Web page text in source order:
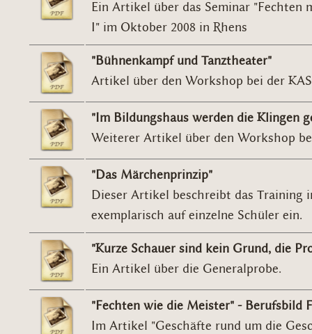
Ein Artikel über das Seminar "Fechten
I" im Oktober 2008 in Rhens
"Bühnenkampf und Tanztheater"
Artikel über den Workshop bei der
"Im Bildungshaus werden die Klingen
Weiterer Artikel über den Workshop
"Das Märchenprinzip"
Dieser Artikel beschreibt das Training
exemplarisch auf einzelne Schüler ein.
"Kurze Schauer sind kein Grund, die
Ein Artikel über die Generalprobe.
"Fechten wie die Meister" - Berufsbild
Im Artikel "Geschäfte rund um die